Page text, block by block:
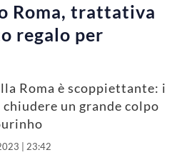
Roma, trattativa
regalo per
Roma è scoppiettante: i
un grande colpo
| 23:42